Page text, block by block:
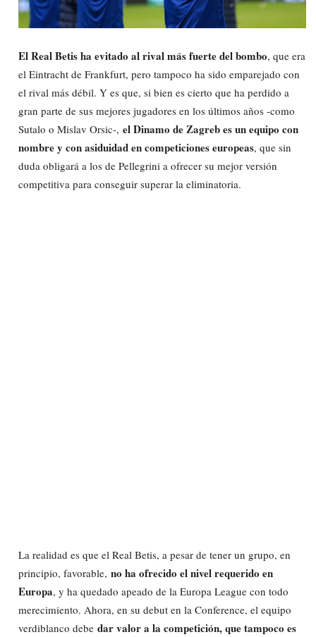
El Real Betis ha evitado al rival más fuerte del bombo, que era
el Eintracht de Frankfurt, pero tampoco ha sido emparejado con
el rival más débil. Y es que, si bien es cierto que ha perdido a
gran parte de sus mejores jugadores en los últimos años -como
Sutalo o Mislav Orsic-, el Dinamo de Zagreb es un equipo con
nombre y con asiduidad en competiciones europeas, que sin
duda obligará a los de Pellegrini a ofrecer su mejor versión
competitiva para conseguir superar la eliminatoria.
La realidad es que el Real Betis, a pesar de tener un grupo, en
principio, favorable, no ha ofrecido el nivel requerido en
Europa, y ha quedado apeado de la Europa League con todo
merecimiento. Ahora, en su debut en la Conference, el equipo
verdiblanco debe dar valor a la competición, que tampoco es